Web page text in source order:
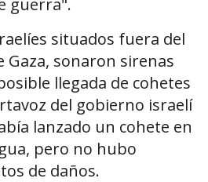
situados fuera del
Gaza, sonaron sirenas
llegada de cohetes
del gobierno israelí
lanzado un cohete en
pero no hubo
de daños.